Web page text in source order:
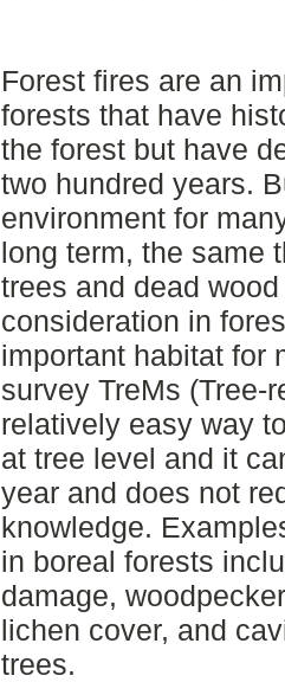
Forest fires are an
forests that have
the forest but have
two hundred years.
environment for
long term, the same
trees and dead
consideration in
important habitat for
survey TreMs (Tree-
relatively easy way
at tree level and it
year and does not
knowledge.
in boreal forests
damage,
lichen cover, and
trees.